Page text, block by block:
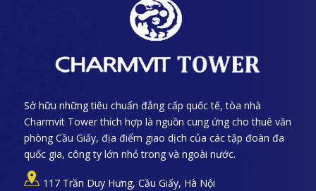
Sở hữu những tiêu chuẩn đẳng cấp quốc tế, tòa nhà
Charmvit Tower thích hợp là nguồn cung ứng cho thuê văn
phòng Cầu Giấy, địa điểm giao dịch của các tập đoàn đa
quốc gia, công ty lớn nhỏ trong và ngoài nước.
117 Trần Duy Hưng, Cầu Giấy, Hà Nội